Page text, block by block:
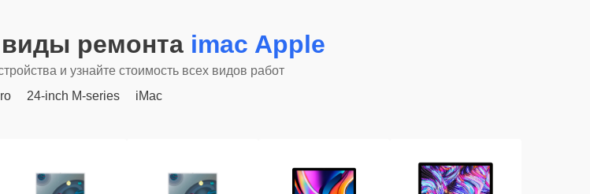
ремонта imac Apple
и узнайте стоимость всех видов работ
24-inch M-series iMac